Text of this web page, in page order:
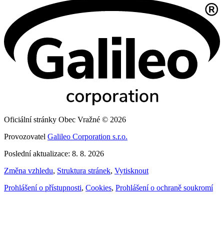
Oficiální stránky Obec Vražné © 2026
Provozovatel Galileo Corporation s.r.o.
Poslední aktualizace: 8. 8. 2026
Změna vzhledu, Struktura stránek, Vytisknout
Prohlášení o přístupnosti, Cookies, Prohlášení o ochraně soukromí